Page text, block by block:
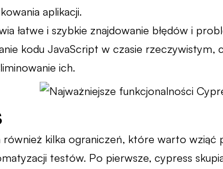
aplikacji.
łatwe i szybkie znajdowanie błędów i
kodu JavaScript w czasie rzeczywistym,
ich.
kilka ograniczeń, które warto wziąć
testów. Po pierwsze, cypress